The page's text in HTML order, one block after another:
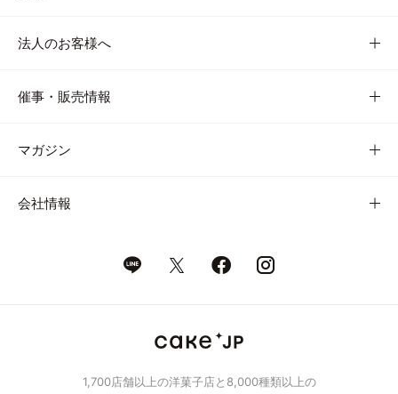
法人のお客様へ
催事・販売情報
マガジン
会社情報
1,700店舗以上の洋菓子店と8,000種類以上の